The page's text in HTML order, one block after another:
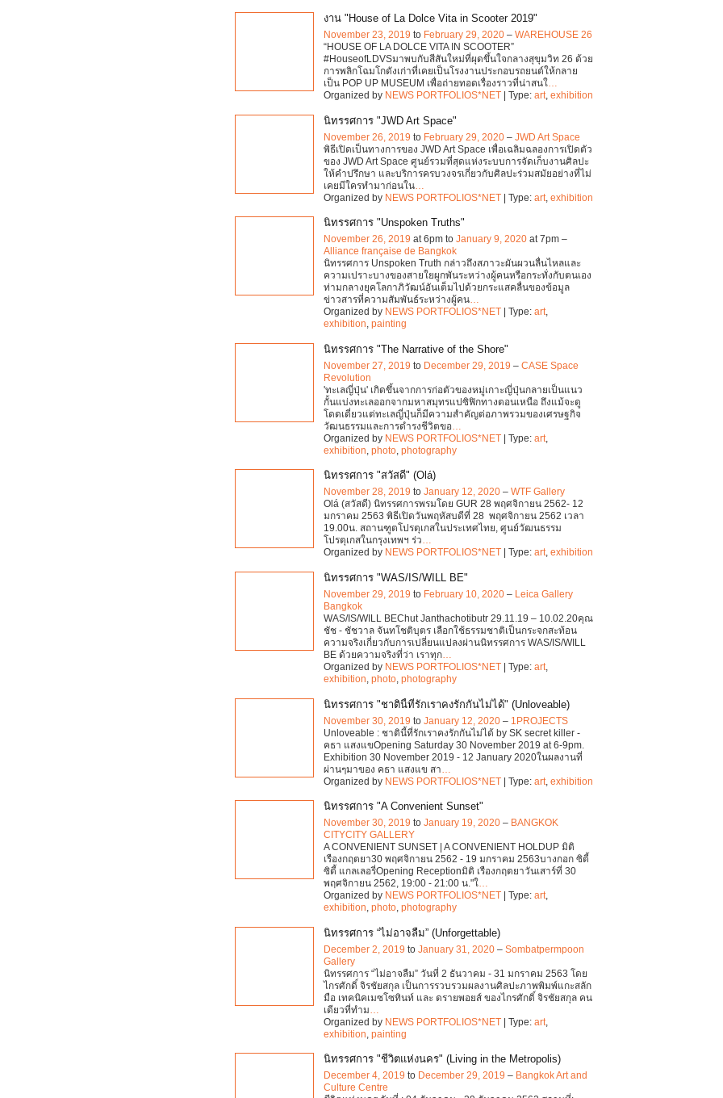
งาน "House of La Dolce Vita in Scooter 2019"
November 23, 2019 to February 29, 2020 – WAREHOUSE 26
“HOUSE OF LA DOLCE VITA IN SCOOTER”
#HouseofLDVSมาพบกับสีสันใหม่ที่ผุดขึ้นใจกลางสุขุมวิท 26 ด้วย
การพลิกโฉมโกดังเก่าที่เคยเป็นโรงงานประกอบรถยนต์ให้กลาย
เป็น POP UP MUSEUM เพื่อถ่ายทอดเรื่องราวที่น่าสนใ…
Organized by NEWS PORTFOLIOS*NET | Type: art, exhibition
นิทรรศการ "JWD Art Space"
November 26, 2019 to February 29, 2020 – JWD Art Space
พิธีเปิดเป็นทางการของ JWD Art Space เพื่อเฉลิมฉลองการเปิดตัว
ของ JWD Art Space ศูนย์รวมที่สุดแห่งระบบการจัดเก็บงานศิลปะ
ให้คำปรึกษา และบริการครบวงจรเกี่ยวกับศิลปะร่วมสมัยอย่างที่ไม่
เคยมีใครทำมาก่อนใน
Organized by NEWS PORTFOLIOS*NET | Type: art exhibition
นิทรรศการ "Unspoken Truths"
November 26, 2019 at 6pm to January 9, 2020 at 7pm –
Alliance française de Bangkok
นิทรรศการ Unspoken Truth กล่าวถึงสภาวะผันผวนลื่นไหลและ
ความเปราะบางของสายใยผูกพันระหว่างผู้คนหรือกระทั่งกับตนเอง
ท่ามกลางยุคโลกาภิวัฒน์อันเต็มไปด้วยกระแสคลื่นของข้อมูล
ข่าวสารที่ความสัมพันธ์ระหว่างผู้คน…
Organized by NEWS PORTFOLIOS*NET | Type: art,
exhibition, painting
นิทรรศการ "The Narrative of the Shore"
November 27, 2019 to December 29, 2019 – CASE Space
Revolution
'ทะเลญี่ปุ่น' เกิดขึ้นจากการก่อตัวของหมู่เกาะญี่ปุ่นกลายเป็นแนว
กั้นแบ่งทะเลออกจากมหาสมุทรแปซิฟิกทางตอนเหนือ ถึงแม้จะดู
โดดเดี่ยวแต่ทะเลญี่ปุ่นก็มีความสำคัญต่อภาพรวมของเศรษฐกิจ
วัฒนธรรมและการดำรงชีวิตขอ…
Organized by NEWS PORTFOLIOS*NET | Type: art,
exhibition, photo, photography
นิทรรศการ "สวัสดี" (Olá)
November 28, 2019 to January 12, 2020 – WTF Gallery
Olá (สวัสดี) นิทรรศการพรมโดย GUR 28 พฤศจิกายน 2562- 12
มกราคม 2563 พิธีเปิดวันพฤหัสบดีที่ 28 พฤศจิกายน 2562 เวลา
19.00น. สถานฑูตโปรตุเกสในประเทศไทย, ศูนย์วัฒนธรรม
โปรตุเกสในกรุงเทพฯ ร่ว…
Organized by NEWS PORTFOLIOS*NET | Type: art, exhibition
นิทรรศการ "WAS/IS/WILL BE"
November 29, 2019 to February 10, 2020 – Leica Gallery
Bangkok
WAS/IS/WILL BEChut Janthachotibutr 29.11.19 – 10.02.20คุณ
ชัช - ชัชวาล จันทโชติบุตร เลือกใช้ธรรมชาติเป็นกระจกสะท้อน
ความจริงเกี่ยวกับการเปลี่ยนแปลงผ่านนิทรรศการ WAS/IS/WILL
BE ด้วยความจริงที่ว่า เราทุก…
Organized by NEWS PORTFOLIOS*NET | Type: art,
exhibition, photo, photography
นิทรรศการ "ชาตินี้ที่รักเราคงรักกันไม่ได้" (Unloveable)
November 30, 2019 to January 12, 2020 – 1PROJECTS
Unloveable : ชาตินี้ที่รักเราคงรักกันไม่ได้ by SK secret killer -
คธา แสงแขOpening Saturday 30 November 2019 at 6-9pm.
Exhibition 30 November 2019 - 12 January 2020ในผลงานที่
ผ่านๆมาของ คธา แสงแข สา
Organized by NEWS PORTFOLIOS*NET | Type: art exhibition
นิทรรศการ "A Convenient Sunset"
November 30, 2019 to January 19, 2020 – BANGKOK
CITYCITY GALLERY
A CONVENIENT SUNSET | A CONVENIENT HOLDUP มิติ
เรืองกฤตยา30 พฤศจิกายน 2562 - 19 มกราคม 2563บางกอก ซิตี้
ซิตี้ แกลเลอรี่Opening Receptionมิติ เรืองกฤตยาวันเสาร์ที่ 30
พฤศจิกายน 2562, 19:00 - 21:00 น."ใ…
Organized by NEWS PORTFOLIOS*NET | Type: art,
exhibition, photo, photography
นิทรรศการ “ไม่อาจลืม” (Unforgettable)
December 2, 2019 to January 31, 2020 – Sombatpermpoon
Gallery
นิทรรศการ “ไม่อาจลืม” วันที่ 2 ธันวาคม - 31 มกราคม 2563 โดย
ไกรศักดิ์ จิรชัยสกุล เป็นการรวบรวมผลงานศิลปะภาพพิมพ์แกะสลัก
มือ เทคนิคเมซโซทินท์ และ ดรายพอยส์ ของไกรศักดิ์ จิรชัยสกุล คน
เดียวที่ทำม
Organized by NEWS PORTFOLIOS*NET | Type: art
exhibition painting
นิทรรศการ "ชีวิตแห่งนคร" (Living in the Metropolis)
December 4, 2019 to December 29, 2019 – Bangkok Art and
Culture Centre